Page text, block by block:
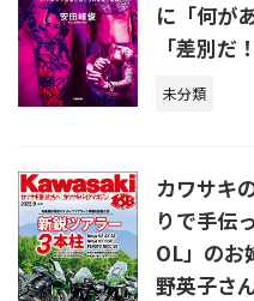
に「何が
「差別だ
未分類
カワサキ
りで手伝
OL」のお
野英子さ